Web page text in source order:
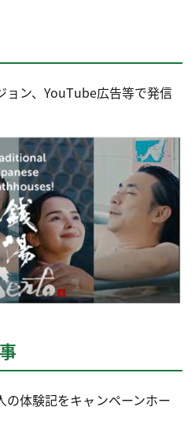
ョン、YouTube広告等で発信
体験記をキャンペーンホー